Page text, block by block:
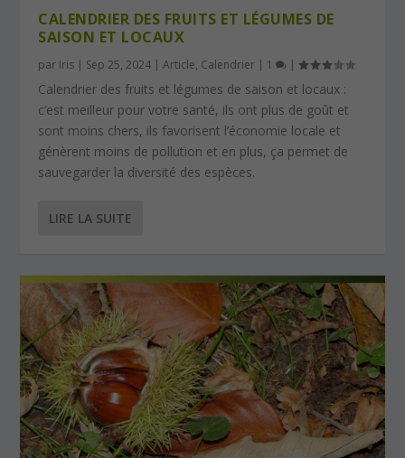
CALENDRIER DES FRUITS ET LÉGUMES DE
SAISON ET LOCAUX
par Iris | Sep 25, 2024 |Article, Calendrier | 1 |
Calendrier des fruits et légumes de saison et locaux :
c’est meilleur pour votre santé, ils ont plus de goût et
sont moins chers, ils favorisent l’économie locale et
génèrent moins de pollution et en plus, ça permet de
sauvegarder la diversité des espèces.
LIRE LA SUITE